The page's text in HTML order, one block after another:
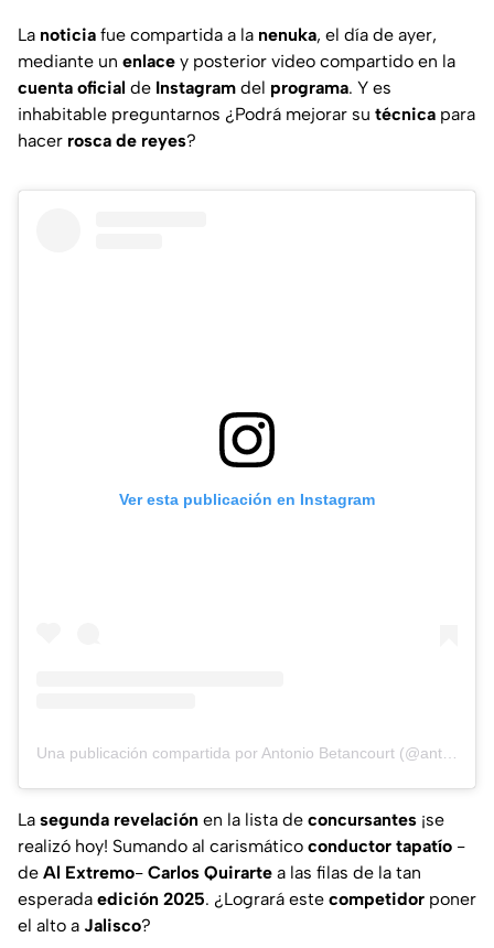
La noticia fue compartida a la nenuka, el día de ayer,
mediante un enlace y posterior video compartido en la
cuenta oficial de Instagram del programa. Y es
inhabitable preguntarnos ¿Podrá mejorar su técnica para
hacer rosca de reyes?
Ver esta publicación en Instagram
Una publicación compartida por Antonio Betancourt (@antonio_betancourt13)
La segunda revelación en la lista de concursantes ¡se
realizó hoy! Sumando al carismático conductor tapatío -
de Al Extremo- Carlos Quirarte a las filas de la tan
esperada edición 2025. ¿Logrará este competidor poner
el alto a Jalisco?